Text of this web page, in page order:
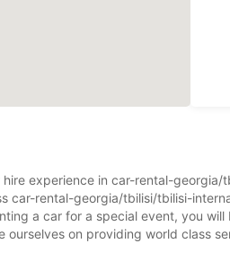
experience in car-rental-
rental-georgia/tbilisi/tbilisi-
a car for a special event, you
on providing world class